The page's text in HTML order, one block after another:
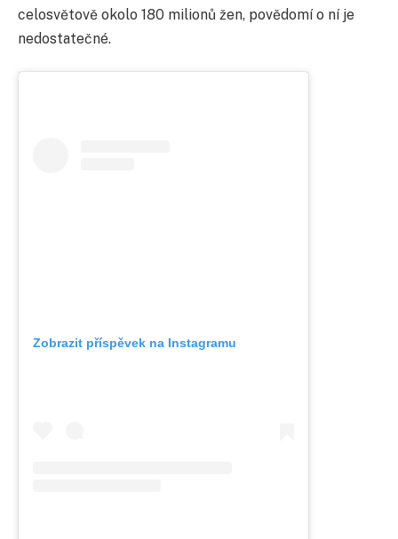
celosvětově okolo 180 milionů žen, povědomí o ní je
nedostatečné.
Zobrazit příspěvek na Instagramu